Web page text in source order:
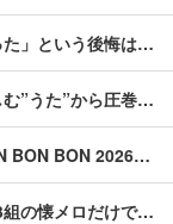
」という後悔は…
”うた”から圧巻…
BON BON 2026…
組の懐メロだけで…